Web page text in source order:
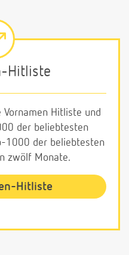
Hitliste
Hitliste und
der beliebtesten
1000 der beliebtesten
zwölf Monate.
Hitliste